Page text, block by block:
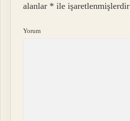
alanlar * ile işaretlenmişlerdir
Yorum